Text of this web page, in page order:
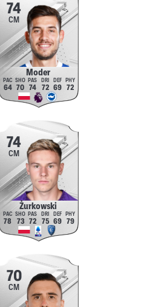
74
CM
Moder
64 70 74 72 69 72
74
CM
Żurkowski
78 73 72 75 69 79
70
CM